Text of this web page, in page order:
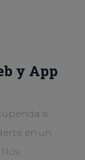
y App
si
en un